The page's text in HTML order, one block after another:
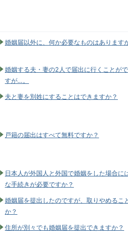
婚姻届以外に、何か必要なものはあります
婚姻する夫・妻の2人で届出に行くことが
すが…。
夫と妻を別姓にすることはできますか？
戸籍の届出はすべて無料ですか？
日本人が外国人と外国で婚姻をした場合に
な手続きが必要ですか？
婚姻届を提出したのですが、取りやめるこ
か？
住所が別々でも婚姻届を提出できますか？